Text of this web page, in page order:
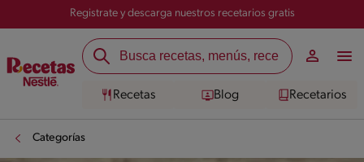
Registrate y descarga nuestros recetarios gratis
Recetas Blog Recetarios
Categorías